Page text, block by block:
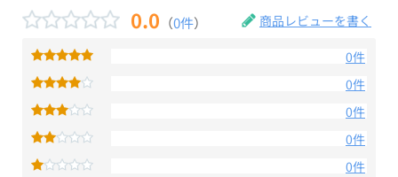
0.0 （0件） 商品レビューを書く
0件
0件
0件
0件
0件